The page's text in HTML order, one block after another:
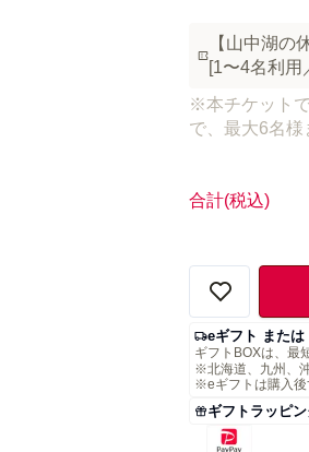
【山中湖の
[1〜4名利用
※本チケット
で、最大6名様
合計(税込)
eギフト また
ギフトBOXは、最
※北海道、九州、
※eギフトは購入後
ギフトラッピ